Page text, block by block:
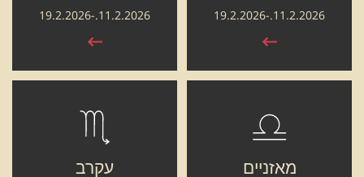
11.2.2026.-19.2.2026
11.2.2026.-19.2.2026
מאזניים עקרב